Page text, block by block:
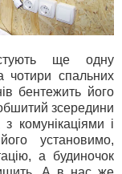
ще одну
чотири спальних
бентежить його
зсередини
комунікаціями і
установимо,
а будиночок